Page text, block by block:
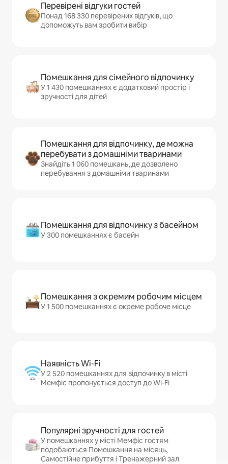
Перевірені відгуки гостей
Понад 168 330 перевірених відгуків, що
допоможуть вам зробити вибір
Помешкання для сімейного відпочинку
У 1 430 помешканнях є додатковий простір і
зручності для дітей
Помешкання для відпочинку, де можна
перебувати з домашніми тваринами
Знайдіть 1 060 помешкань, де дозволено
перебування з домашніми тваринами
Помешкання для відпочинку з басейном
У 300 помешканнях є басейн
Помешкання з окремим робочим місцем
У 1 500 помешканнях є окреме робоче місце
Наявність Wi-Fi
У 2 520 помешканнях для відпочинку в місті
Мемфіс пропонується доступ до Wi-Fi
Популярні зручності для гостей
У помешканнях у місті Мемфіс гостям
подобаються Помешкання на місяць,
Самостійне прибуття і Тренажерний зал